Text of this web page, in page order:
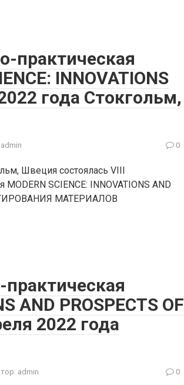
практическая
INNOVATIONS
года Стокгольм,
admin 0
Швеция состоялась VIII
SCIENCE: INNOVATIONS AND
МАТЕРИАЛОВ
AND PROSPECTS OF
2022 года
admin 0